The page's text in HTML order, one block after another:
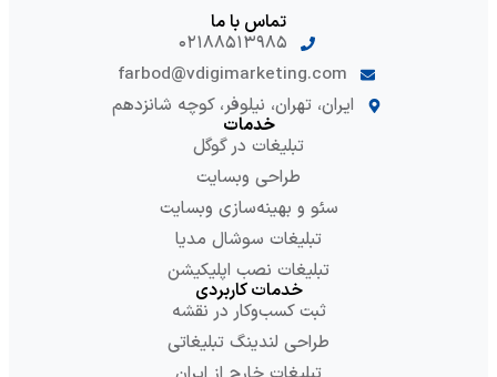
تماس با ما
۰۲۱۸۸۵۱۳۹۸۵
farbod@vdigimarketing.com
ایران، تهران، نیلوفر، کوچه شانزدهم
خدمات
تبلیغات در گوگل
طراحی وبسایت
سئو و بهینه‌سازی وبسایت
تبلیغات سوشال مدیا
تبلیغات نصب اپلیکیشن
خدمات کاربردی
ثبت کسب‌وکار در نقشه
طراحی لندینگ تبلیغاتی